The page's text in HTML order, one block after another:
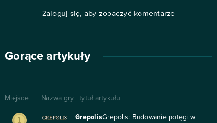
Zaloguj się, aby zobaczyć komentarze
Gorące artykuły
Miejsce Nazwa gry i tytuł artykułu
GrepolisGrepolis: Budowanie potęgi w